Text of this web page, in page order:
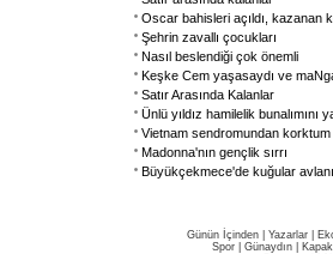
Oscar bahisleri açıldı, kazanan
Şehrin zavallı çocukları
Nasıl beslendiği çok önemli
Keşke Cem yaşasaydı ve
Satır Arasında Kalanlar
Ünlü yıldız hamilelik bunalımını
Vietnam sendromundan korktum
Madonna'nın gençlik sırrı
Büyükçekmece'de kuğular
Günün İçinden Yazarlar
Spor
Günaydın